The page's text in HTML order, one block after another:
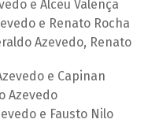
e Alceu Valença
e Renato Rocha
Azevedo, Renato
e Capinan
Azevedo
e Fausto Nilo